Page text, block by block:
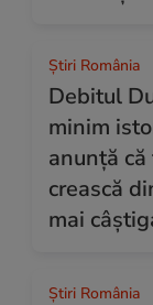
Știri România
Debitul
minim
anunță
crească
mai
Știri România